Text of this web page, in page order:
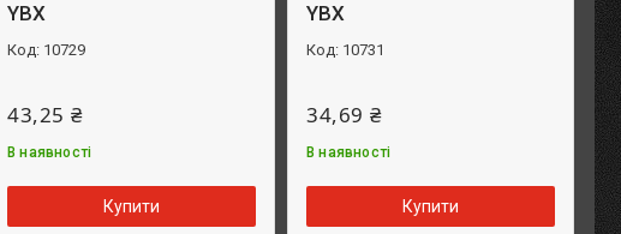
YBX
10729
43,25 ₴
В наявності
Купити
YBX
10731
34,69 ₴
В наявності
Купити